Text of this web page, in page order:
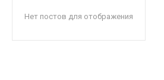
Нет постов для отображения